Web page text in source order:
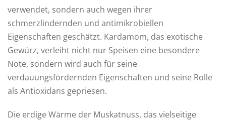
verwendet, sondern auch wegen ihrer
schmerzlindernden und antimikrobiellen
Eigenschaften geschätzt. Kardamom, das exotische
Gewürz, verleiht nicht nur Speisen eine besondere
Note, sondern wird auch für seine
verdauungsfördernden Eigenschaften und seine Rolle
als Antioxidans gepriesen.
Die erdige Wärme der Muskatnuss, das vielseitige